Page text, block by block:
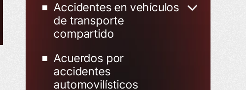
Accidentes en vehículos
de transporte
compartido
Accidentes de Lyft
Acuerdos por
accidentes
automovilísticos